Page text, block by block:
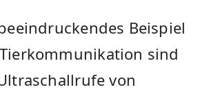
Beispiel
sind‍
von